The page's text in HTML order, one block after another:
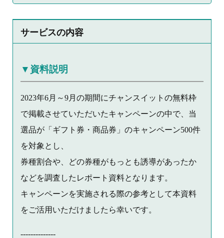
サービスの内容
▼資料説明
2023年6月～9月の期間にチャンスイットの無料枠
で掲載させていただいたキャンペーンの中で、当
選品が「ギフト券・商品券」のキャンペーン500件
を対象とし、
券種割合や、どの券種がもっとも誘導があったか
などを調査したレポート資料となります。
キャンペーンを実施される際の参考として本資料
をご活用いただけましたら幸いです。
--------------